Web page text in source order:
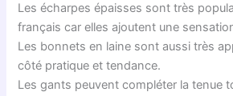
Les écharpes épaisses sont très
français car elles ajoutent une
Les bonnets en laine sont aussi très
côté pratique et tendance.
Les gants peuvent compléter la tenue